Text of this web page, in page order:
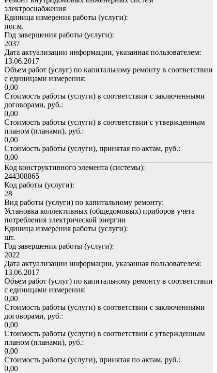
электроснабжения
Единица измерения работы (услуги):
пог.м.
Год завершения работы (услуги):
2037
Дата актуализации информации, указанная пользователем:
13.06.2017
Объем работ (услуг) по капитальному ремонту в соответствии
с единицами измерения:
0,00
Стоимость работы (услуги) в соответствии с заключенными
договорами, руб.:
0,00
Стоимость работы (услуги) в соответствии с утвержденным
планом (планами), руб.:
0,00
Стоимость работы (услуги), принятая по актам, руб.:
0,00
Код конструктивного элемента (системы):
244308865
Код работы (услуги):
28
Вид работы (услуги) по капитальному ремонту:
Установка коллективных (общедомовых) приборов учета
потребления электрической энергии
Единица измерения работы (услуги):
шт.
Год завершения работы (услуги):
2022
Дата актуализации информации, указанная пользователем:
13.06.2017
Объем работ (услуг) по капитальному ремонту в соответствии
с единицами измерения:
0,00
Стоимость работы (услуги) в соответствии с заключенными
договорами, руб.:
0,00
Стоимость работы (услуги) в соответствии с утвержденным
планом (планами), руб.:
0,00
Стоимость работы (услуги), принятая по актам, руб.:
0,00